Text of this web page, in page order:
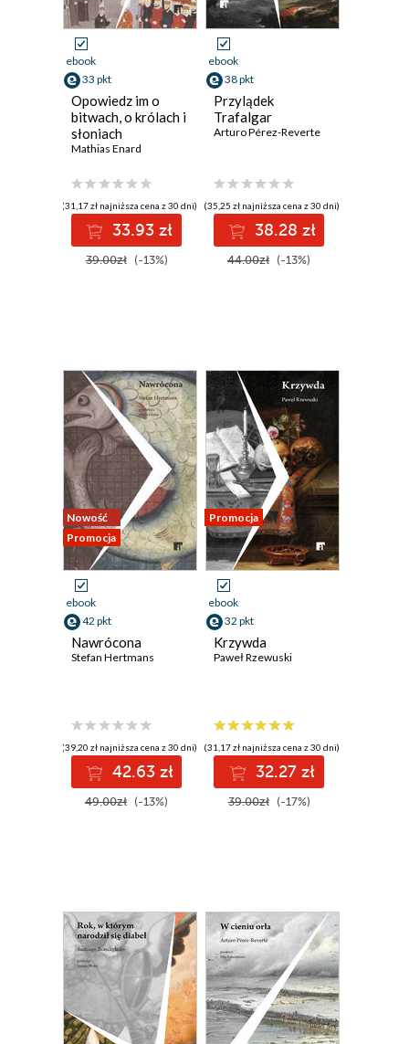
ebook
33 pkt
Opowiedz im o
bitwach, o królach i
słoniach
Mathias Enard
(31,17 zł najniższa cena z 30 dni)
33.93 zł
39.00zł (-13%)
ebook
38 pkt
Przylądek
Trafalgar
Arturo Pérez-Reverte
(35,25 zł najniższa cena z 30 dni)
38.28 zł
44.00zł (-13%)
Nowość
Promocja
ebook
42 pkt
Nawrócona
Stefan Hertmans
(39,20 zł najniższa cena z 30 dni)
42.63 zł
49.00zł (-13%)
Promocja
ebook
32 pkt
Krzywda
Paweł Rzewuski
(31,17 zł najniższa cena z 30 dni)
32.27 zł
39.00zł (-17%)